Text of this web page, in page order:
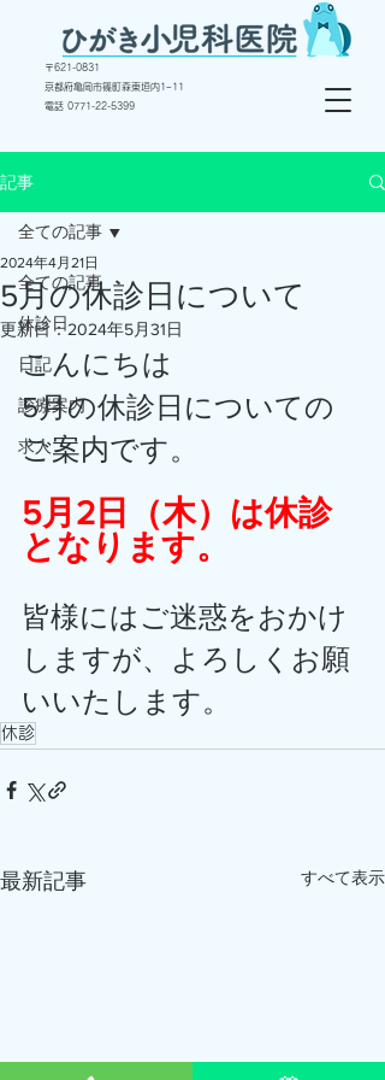
〒621-0831
京都府亀岡市篠町森東垣内1−11
電話 ​0771-22-5399
記事
全ての記事
休診日
日記
診療案内
求人
全ての記事
5月の休診日について
2024年4月21日
更新日：2024年5月31日
こんにちは
5月の休診日についての
ご案内です。
5月2日（木）は休診
となります。
皆様にはご迷惑をおかけ
しますが、よろしくお願
いいたします。
休診
最新記事 すべて表示